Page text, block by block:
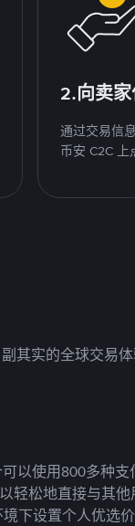
2.向卖
通过交易信
币安 C2C 上
其实的全球交易
以使用800多种支
轻松地直接与其他
下设置个人优选